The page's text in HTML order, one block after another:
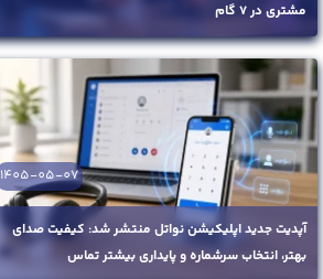
مشتری در ۷ گام
آپدیت جدید اپلیکیشن نواتل منتشر شد: کیفیت صدای
بهتر، انتخاب سرشماره و پایداری بیشتر تماس
1405-05-07